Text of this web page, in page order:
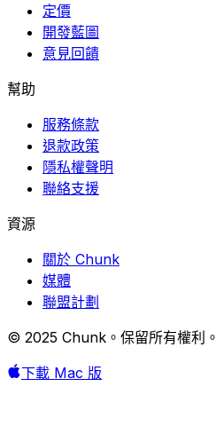
定價
開發藍圖
意見回饋
幫助
服務條款
退款政策
隱私權聲明
聯絡支援
資源
關於 Chunk
媒體
聯盟計劃
© 2025 Chunk。保留所有權利。
下載 Mac 版